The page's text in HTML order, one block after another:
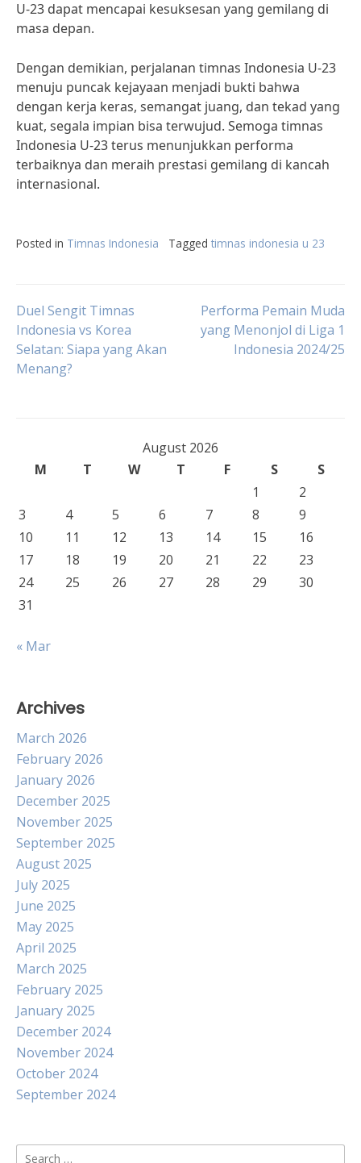
U-23 dapat mencapai kesuksesan yang gemilang di
masa depan.
Dengan demikian, perjalanan timnas Indonesia U-23
menuju puncak kejayaan menjadi bukti bahwa
dengan kerja keras, semangat juang, dan tekad yang
kuat, segala impian bisa terwujud. Semoga timnas
Indonesia U-23 terus menunjukkan performa
terbaiknya dan meraih prestasi gemilang di kancah
internasional.
Posted in Timnas Indonesia Tagged timnas indonesia u 23
Post
navigation
Duel Sengit Timnas
Indonesia vs Korea
Selatan: Siapa yang Akan
Menang?
Performa Pemain Muda
yang Menonjol di Liga 1
Indonesia 2024/25
August 2026
M
T W T F S
S
1
2
3
4 5 6 7 8
9
10
11 12 13 14 15
16
17
18 19 20 21 22
23
24
25 26 27 28 29
30
31
« Mar
Archives
March 2026
February 2026
January 2026
December 2025
November 2025
September 2025
August 2025
July 2025
June 2025
May 2025
April 2025
March 2025
February 2025
January 2025
December 2024
November 2024
October 2024
September 2024
Search